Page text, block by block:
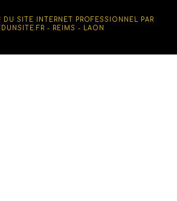
DU SITE INTERNET PROFESSIONNEL PAR
- REIMS - LAON